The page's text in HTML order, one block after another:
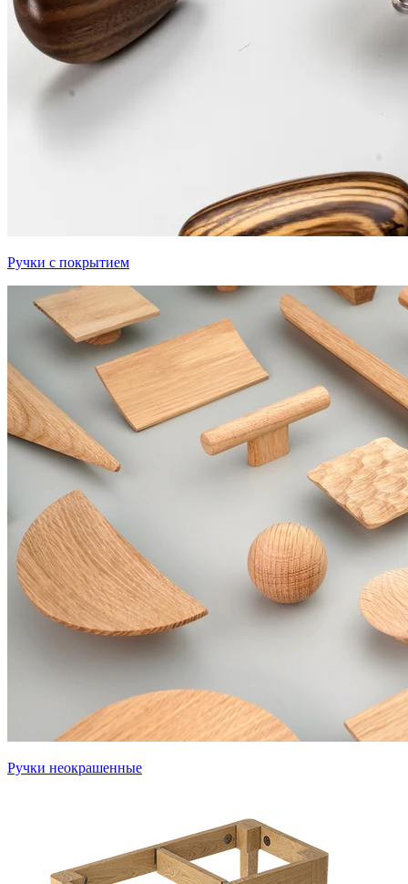
Ручки с покрытием
Ручки неокрашенные